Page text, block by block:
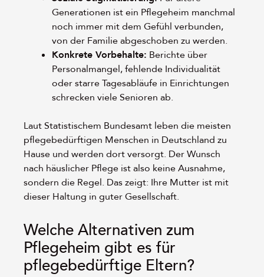
Generationen ist ein Pflegeheim manchmal
noch immer mit dem Gefühl verbunden,
von der Familie abgeschoben zu werden.
Konkrete Vorbehalte: Berichte über
Personalmangel, fehlende Individualität
oder starre Tagesabläufe in Einrichtungen
schrecken viele Senioren ab.
Laut Statistischem Bundesamt leben die meisten
pflegebedürftigen Menschen in Deutschland zu
Hause und werden dort versorgt. Der Wunsch
nach häuslicher Pflege ist also keine Ausnahme,
sondern die Regel. Das zeigt: Ihre Mutter ist mit
dieser Haltung in guter Gesellschaft.
Welche Alternativen zum
Pflegeheim gibt es für
pflegebedürftige Eltern?